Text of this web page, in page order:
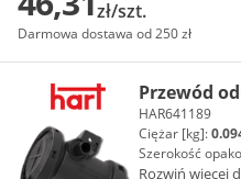
zł/szt.
Darmowa dostawa od 250 zł
Przewód
HAR641189
Ciężar [kg]:
Szerokość
Rozwiń więcej